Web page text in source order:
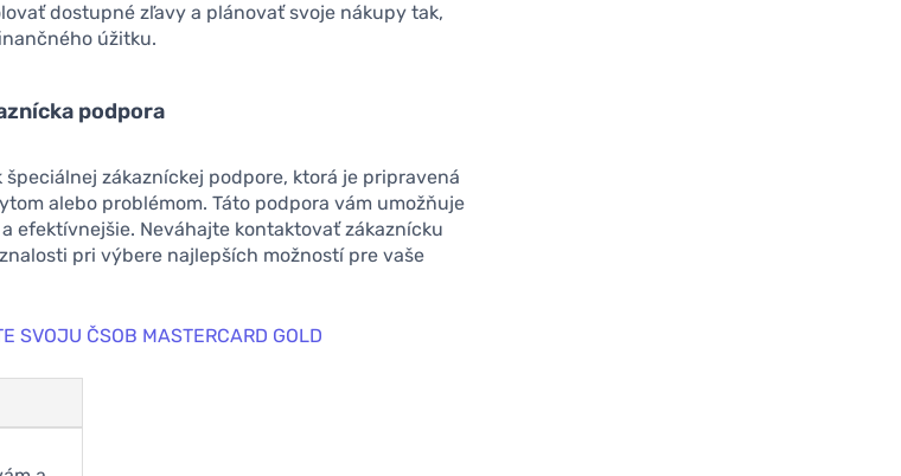
dostupné zľavy a plánovať svoje nákupy tak,
úžitku.
podpora
zákazníckej podpore, ktorá je pripravená
alebo problémom. Táto podpora vám umožňuje
efektívnejšie. Neváhajte kontaktovať zákaznícku
pri výbere najlepších možností pre vaše
SVOJU ČSOB MASTERCARD GOLD